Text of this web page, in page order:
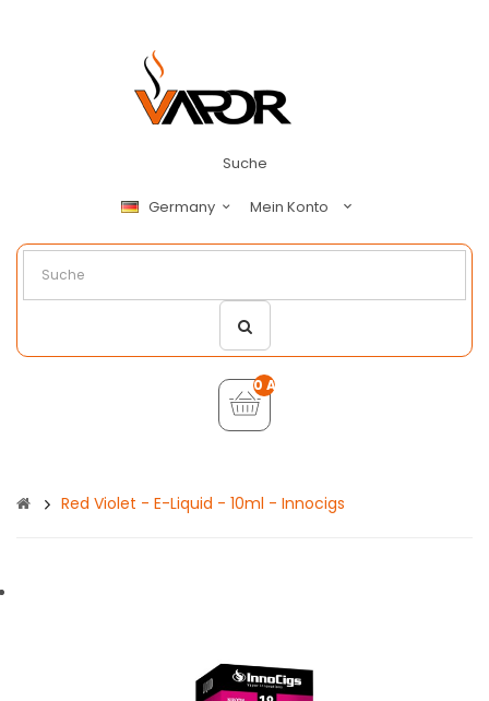
Suche
Germany Mein Konto
0 Artikel - €0,00
Red Violet - E-Liquid - 10ml - Innocigs